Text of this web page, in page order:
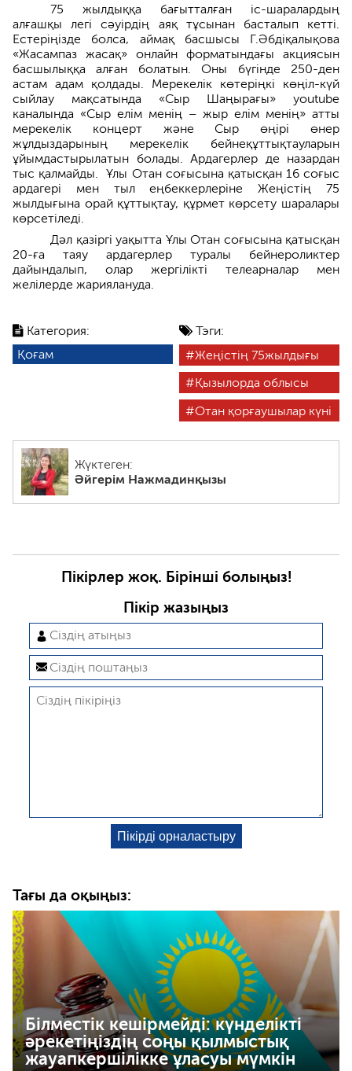
Категория:
Қоғам
Тэги:
Жеңістің 75жылдығы
Қызылорда облысы
Отан қорғаушылар күні
Жүктеген:
Әйгерім Нажмадинқызы
75 жылдыққа бағытталған іс-шаралардың
алғашқы легі сәуірдің аяқ тұсынан басталып кетті.
Естеріңізде болса, аймақ басшысы Г.Әбдіқалықова
«Жасампаз жасақ» онлайн форматындағы акциясын
басшылыққа алған болатын. Оны бүгінде 250-ден
астам адам қолдады. Мерекелік көтеріңкі көңіл-күй
сыйлау мақсатында «Сыр Шаңырағы» youtube
каналында «Сыр елім менің – жыр елім менің» атты
мерекелік концерт және Сыр өңірі өнер
жұлдыздарының мерекелік бейнеқұттықтауларын
ұйымдастырылатын болады. Ардагерлер де назардан
тыс қалмайды. Ұлы Отан соғысына қатысқан 16 соғыс
ардагері мен тыл еңбеккерлеріне Жеңістің 75
жылдығына орай құттықтау, құрмет көрсету шаралары
көрсетіледі.
Дәл қазіргі уақытта Ұлы Отан соғысына қатысқан
20-ға таяу ардагерлер туралы бейнероликтер
дайындалып, олар жергілікті телеарналар мен
желілерде жариялануда.
Пікірлер жоқ. Бірінші болыңыз!
Пікір жазыңыз
Тағы да оқыңыз:
Білместік кешірмейді: күнделікті
әрекетіңіздің соңы қылмыстық
жауапкершілікке ұласуы мүмкін